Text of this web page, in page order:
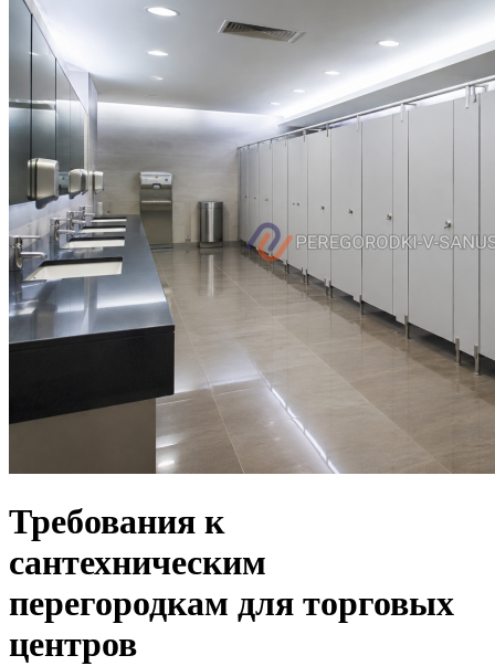
Требования к
сантехническим
перегородкам для торговых
центров